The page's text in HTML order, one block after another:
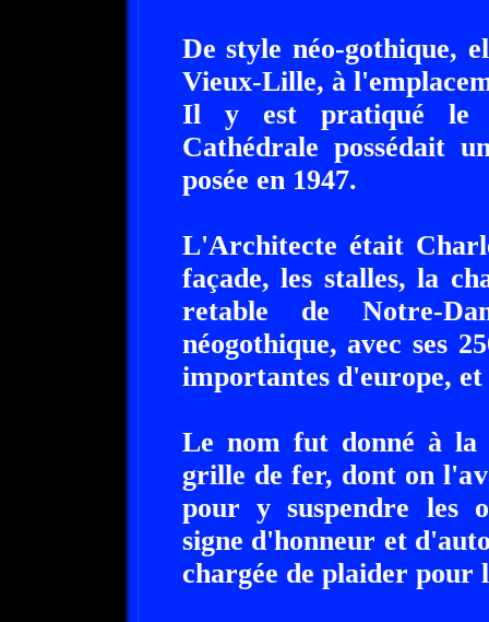
De style néo-gothique,
Vieux-Lille, à
Il y est pratiqué le
Cathédrale possédait
posée en 1947.
L'Architecte était
façade, les stalles, la
retable de Notre-
néogothique, avec ses
importantes d'europe, et
Le nom fut donné à la
grille de fer, dont on
pour y suspendre les
signe d'honneur et
chargée de plaider pour